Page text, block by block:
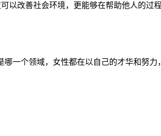
以改善社会环境，更能够在帮助他人的过
一个领域，女性都在以自己的才华和努力